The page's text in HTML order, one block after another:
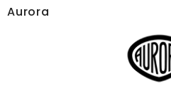
Aurora